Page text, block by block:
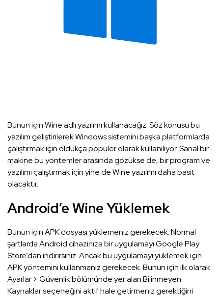
Bunun için Wine adlı yazılımı kullanacağız. Söz konusu bu
yazılım geliştirilerek Windows sistemini başka platformlarda
çalıştırmak için oldukça popüler olarak kullanılıyor. Sanal bir
makine bu yöntemler arasında gözükse de, bir program ve
yazılımı çalıştırmak için yine de Wine yazılımı daha basit
olacaktır.
Android’e Wine Yüklemek
Bunun için APK dosyası yüklemeniz gerekecek. Normal
şartlarda Android cihazınıza bir uygulamayı Google Play
Store’dan indirirsiniz. Ancak bu uygulamayı yüklemek için
APK yöntemini kullanmanız gerekecek. Bunun için ilk olarak
Ayarlar > Güvenlik bölümünde yer alan Bilinmeyen
Kaynaklar seçeneğini aktif hale getirmeniz gerektiğini